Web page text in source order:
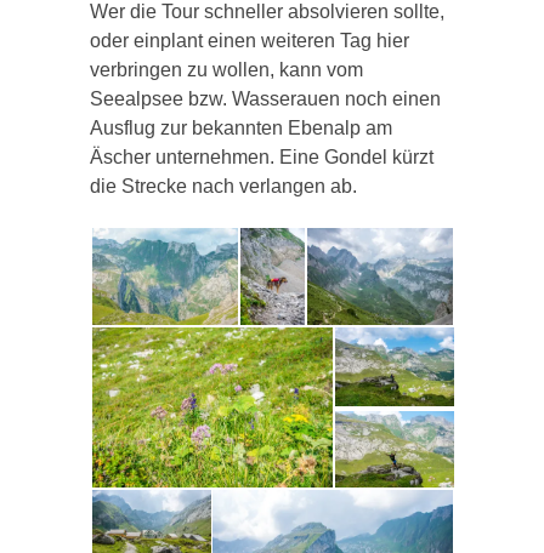
Wer die Tour schneller absolvieren sollte,
oder einplant einen weiteren Tag hier
verbringen zu wollen, kann vom
Seealpsee bzw. Wasserauen noch einen
Ausflug zur bekannten Ebenalp am
Äscher unternehmen. Eine Gondel kürzt
die Strecke nach verlangen ab.